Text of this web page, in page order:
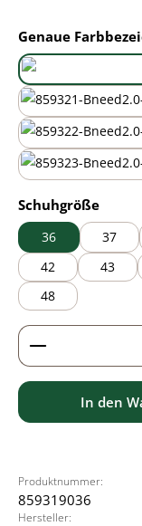
Genaue
Schuhgröße
36 37
42
43
48
Produkt
In den
Produktnummer:
859319036
Hersteller: